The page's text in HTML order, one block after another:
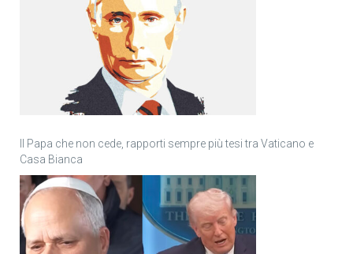
Il Papa che non cede, rapporti sempre più tesi tra Vaticano e
Casa Bianca